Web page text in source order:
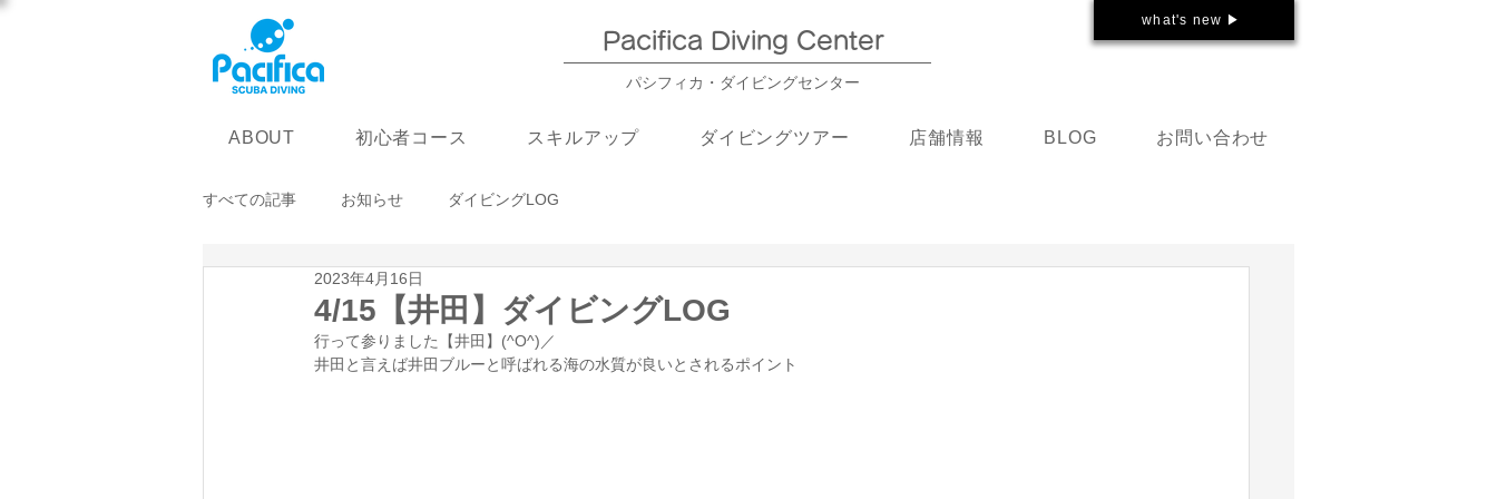
Pacifica Diving Center​
パシフィカ・ダイビングセンター
what's new ▶
ABOUT 初心者コース スキルアップ ダイビングツアー 店舗情報 BLOG お問い合わせ
すべての記事 お知らせ ダイビングLOG
4/15【井田】ダイビングLOG
2023年4月16日
行って参りました【井田】(^O^)／
井田と言えば井田ブルーと呼ばれる海の水質が良いとされるポイント